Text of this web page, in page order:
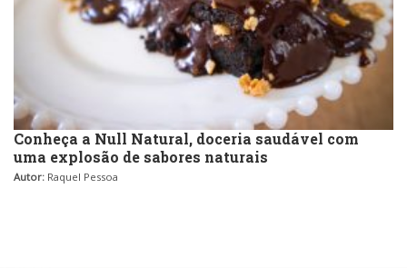
Conheça a Null Natural, doceria saudável com
uma explosão de sabores naturais
Autor: Raquel Pessoa